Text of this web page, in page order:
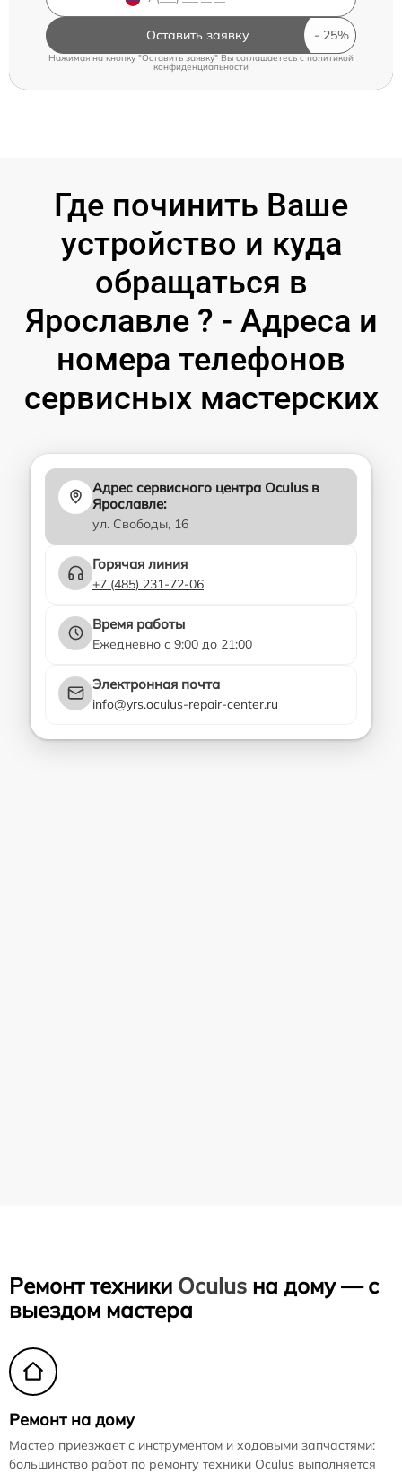
Оставить заявку
Нажимая на кнопку "Оставить заявку" Вы соглашаетесь cполитикой
конфиденциальности
Где починить Ваше
устройство и куда
обращаться в
Ярославле ? - Адреса и
номера телефонов
сервисных мастерских
Адрес сервисного центра Oculus в
Ярославле:
ул. Свободы, 16
Горячая линия
+7 (485) 231-72-06
Время работы
Ежедневно с 9:00 до 21:00
Электронная почта
info@yrs.oculus-repair-center.ru
Ремонт техники Oculus на дому — с
выездом мастера
Ремонт на дому
Мастер приезжает с инструментом и ходовыми запчастями:
большинство работ по ремонту техники Oculus выполняется